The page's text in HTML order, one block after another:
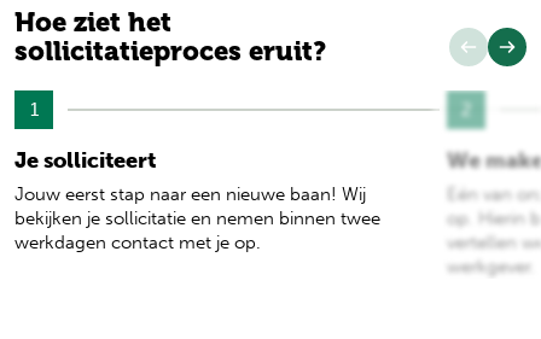
Hoe ziet het
sollicitatieproces eruit?
1
Je solliciteert
Jouw eerst stap naar een nieuwe baan! Wij
bekijken je sollicitatie en nemen binnen twee
werkdagen contact met je op.
We
Eén van
op. Hierin
vertellen
werkgever.